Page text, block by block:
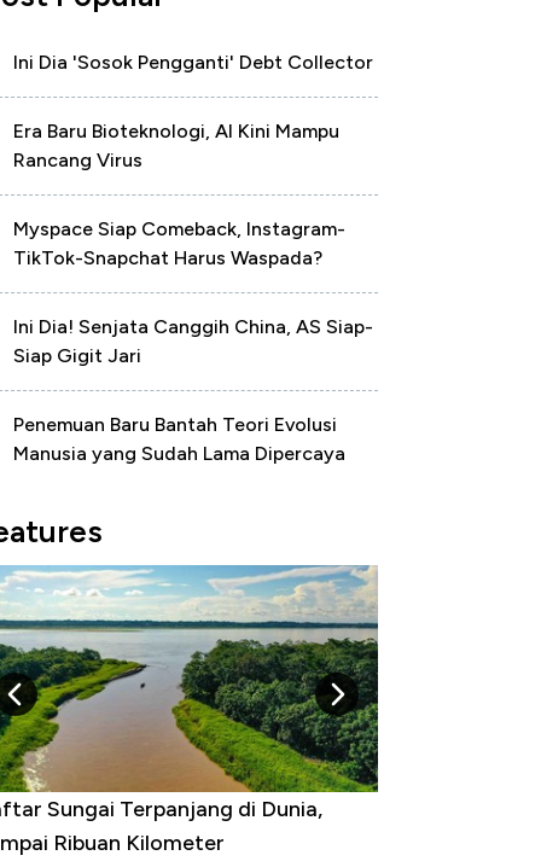
Ini Dia 'Sosok Pengganti' Debt Collector
Era Baru Bioteknologi, AI Kini Mampu
Rancang Virus
Myspace Siap Comeback, Instagram-
TikTok-Snapchat Harus Waspada?
Ini Dia! Senjata Canggih China, AS Siap-
Siap Gigit Jari
Penemuan Baru Bantah Teori Evolusi
Manusia yang Sudah Lama Dipercaya
Negara yang Warganya Sering
Melancong Luar Negeri, RI ke Berapa?